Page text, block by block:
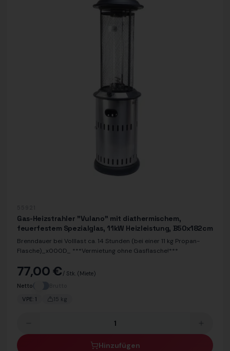
Gas-Heizstrahler "Vulano" mit diathermischem,
feuerfestem Spezialglas, 11kW Heizleistung, B50x182cm
Brenndauer bei Volllast ca. 14 Stunden (bei einer 11 kg Propan-
Flasche)_x000D_ ***Vermietung ohne Gasflasche!***
77,00 € / Stk. (Miete)
Netto
VPE: 1 15 kg
Hinzufügen